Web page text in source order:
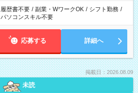
履歴書不要 / 副業・WワークOK / シフト勤務 /
パソコンスキル不要
応募する 詳細へ
掲載日：2026.08.09
未読